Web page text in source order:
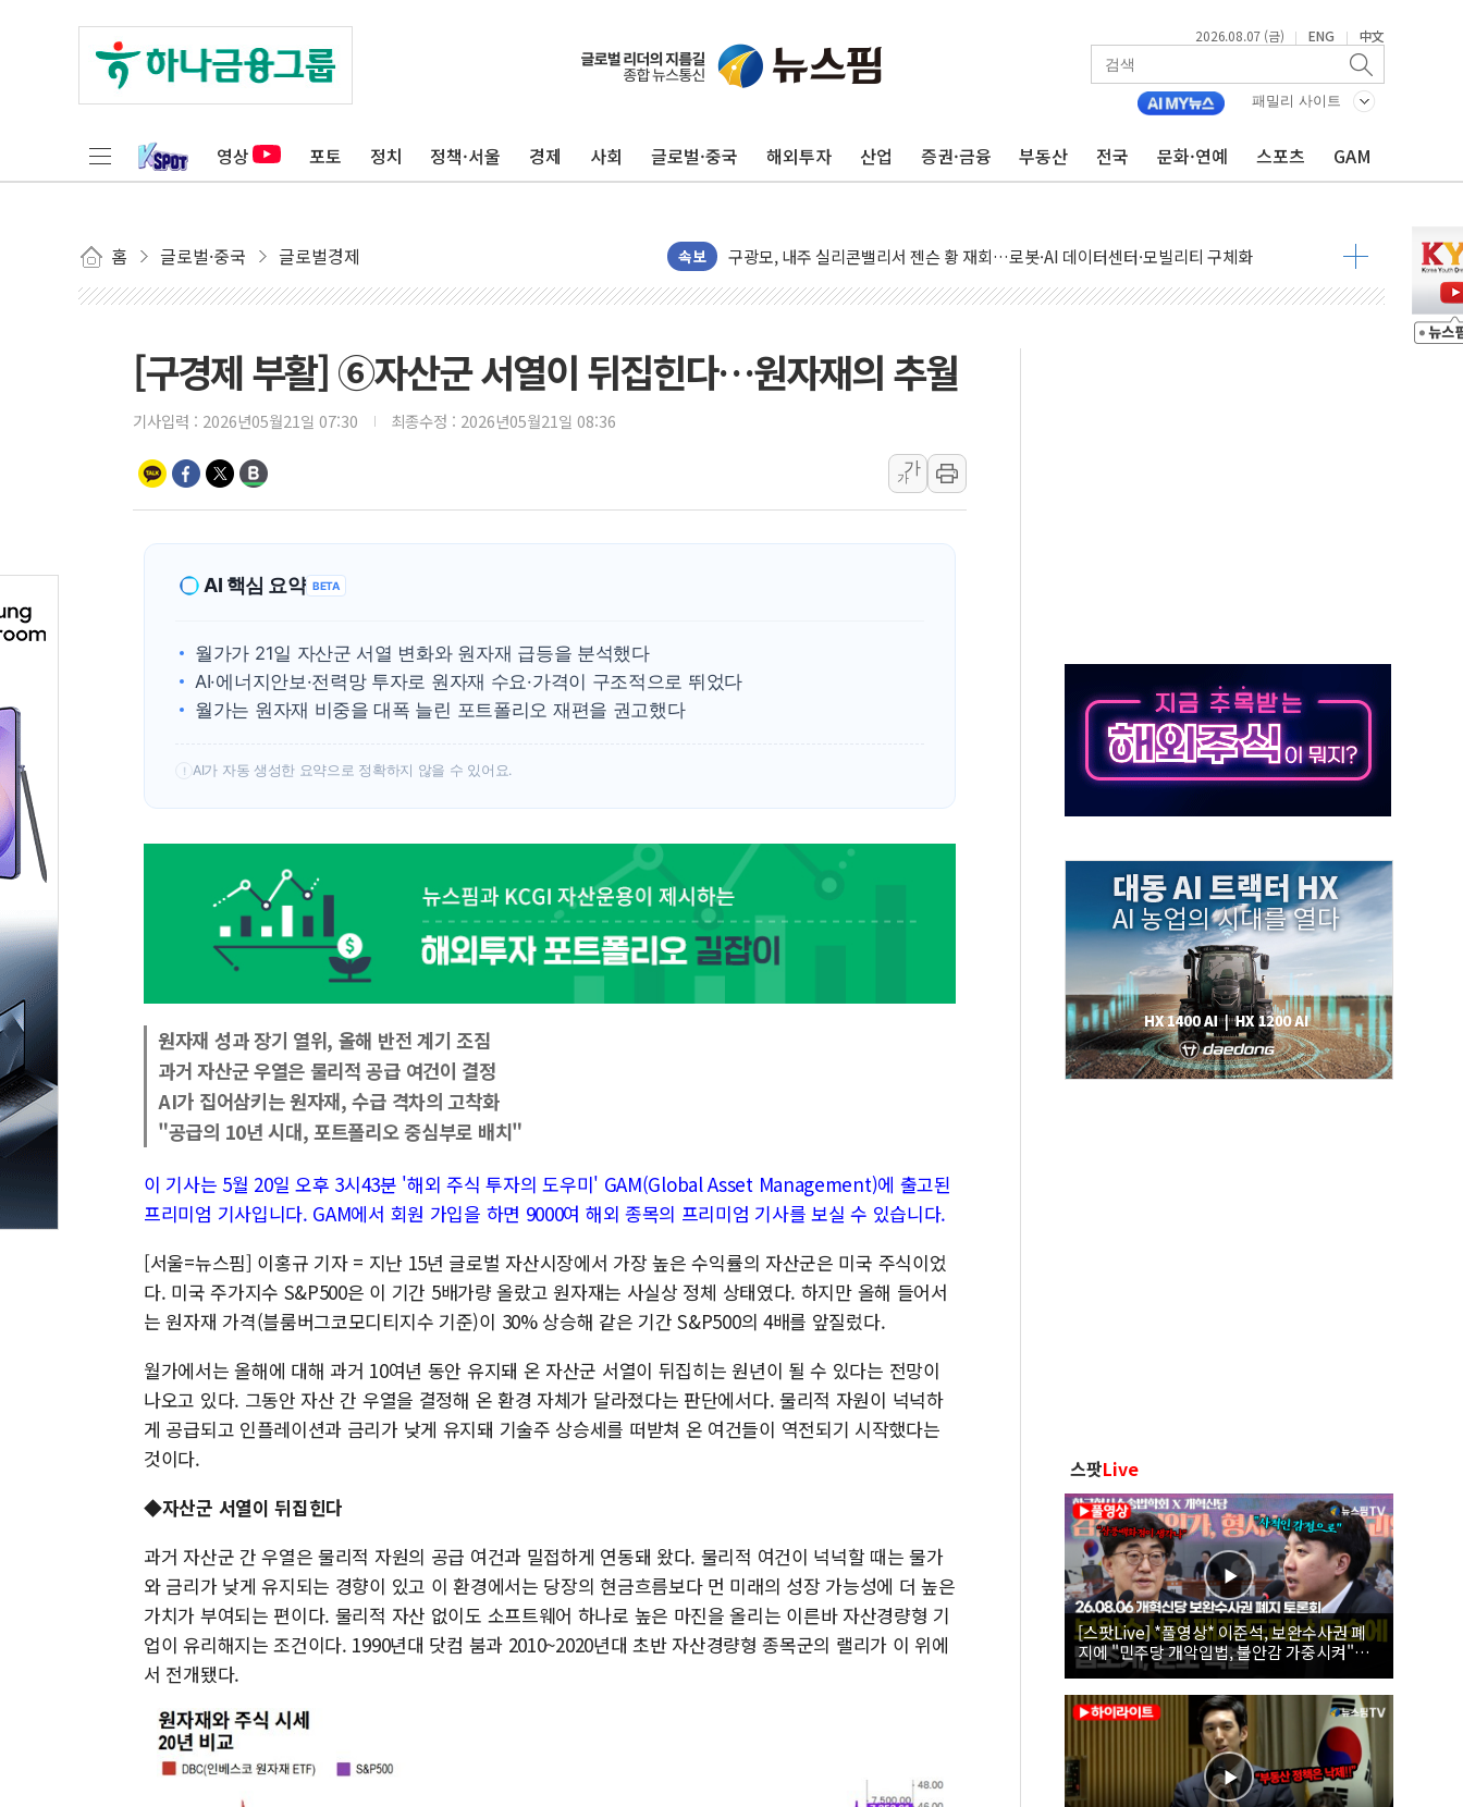
2026.08.07 (금) | ENG | 中文
패밀리 사이트
영상 포토 정치 정책·서울 경제 사회 글로벌·중국 해외투자 산업 증권·금융 부동산 전국 문화·연예 스포츠 GAM
홈 글로벌·중국 글로벌경제 속보
유럽증시, 견조한 실적 소화하며 대부분 상승… "2분기 기업 순이익 21% 증가" 전망
리투아니아 국방 "러, 우크라 드론으로 나토 회원국 공격 검토… 거짓 깃발 작전"
뉴욕증시 개장 전 특징주...모더나·아이온큐·도어대시↑ VS 샌디스크·피그마·앱러빈↓
김정관 장관 "영업이익 N% 성과급 반대…상법·자본시장법 개정 논의"
청와대, 북한 단거리 탄도미사일 발사에 긴급 안보 점검회의
금값 7주 만에 최고…美 고용 둔화·호르무즈 재개방 기대에 강세
러, 1인칭시점 드론으로 우크라 민간인 '사파리' 공격… 시민들 공포감 극대화 전략
[베트남 증시] 지수 하락 속 'DGC' 임시 주총 기대감에 홀로 상한가…마진 잔액은 사상 최고
'월가의 황제' 다이먼 "금융시장 레버리지 위험수위…숨은 차입이 더 큰 변수"
양주 섬유염색공장서 화재 1명 중상…대응 1단계 진압 중
우크라 드론 전술, 중남미 콜롬비아에 새 안보 위기… 반군·마약카르텔이 습득해 전투 활용
주한미군 "오산기지 누출, 백린 아닌 무해한 표면 부식 물질"
구미 폐염산처리업체서 불 2시간30여분만에 진화...외국인 노동자 숨져
[구경제 부활] ⑥자산군 서열이 뒤집힌다…원자재의 추월
기사입력 : 2026년05월21일 07:30 최종수정 : 2026년05월21일 08:36
가
가
AI 핵심 요약 BETA
월가가 21일 자산군 서열 변화와 원자재 급등을 분석했다
AI·에너지안보·전력망 투자로 원자재 수요·가격이 구조적으로 뛰었다
월가는 원자재 비중을 대폭 늘린 포트폴리오 재편을 권고했다
! AI가 자동 생성한 요약으로 정확하지 않을 수 있어요.
원자재 성과 장기 열위, 올해 반전 계기 조짐
과거 자산군 우열은 물리적 공급 여건이 결정
AI가 집어삼키는 원자재, 수급 격차의 고착화
"공급의 10년 시대, 포트폴리오 중심부로 배치"
이 기사는 5월 20일 오후 3시43분 '해외 주식 투자의 도우미' GAM(Global Asset Management)에 출고된
프리미엄 기사입니다. GAM에서 회원 가입을 하면 9000여 해외 종목의 프리미엄 기사를 보실 수 있습니다.
[서울=뉴스핌] 이홍규 기자 = 지난 15년 글로벌 자산시장에서 가장 높은 수익률의 자산군은 미국 주식이었
다. 미국 주가지수 S&P500은 이 기간 5배가량 올랐고 원자재는 사실상 정체 상태였다. 하지만 올해 들어서
는 원자재 가격(블룸버그코모디티지수 기준)이 30% 상승해 같은 기간 S&P500의 4배를 앞질렀다.
월가에서는 올해에 대해 과거 10여년 동안 유지돼 온 자산군 서열이 뒤집히는 원년이 될 수 있다는 전망이
나오고 있다. 그동안 자산 간 우열을 결정해 온 환경 자체가 달라졌다는 판단에서다. 물리적 자원이 넉넉하
게 공급되고 인플레이션과 금리가 낮게 유지돼 기술주 상승세를 떠받쳐 온 여건들이 역전되기 시작했다는
것이다.
◆자산군 서열이 뒤집힌다
과거 자산군 간 우열은 물리적 자원의 공급 여건과 밀접하게 연동돼 왔다. 물리적 여건이 넉넉할 때는 물가
와 금리가 낮게 유지되는 경향이 있고 이 환경에서는 당장의 현금흐름보다 먼 미래의 성장 가능성에 더 높은
가치가 부여되는 편이다. 물리적 자산 없이도 소프트웨어 하나로 높은 마진을 올리는 이른바 자산경량형 기
업이 유리해지는 조건이다. 1990년대 닷컴 붐과 2010~2020년대 초반 자산경량형 종목군의 랠리가 이 위에
서 전개됐다.
스팟Live
[스팟Live] *풀영상* 이준석, 보완수사권 폐
지에 "민주당 개악입법, 불안감 가중시켜"｜
26.08.06 개혁신당 보완수사권 폐지 토론회